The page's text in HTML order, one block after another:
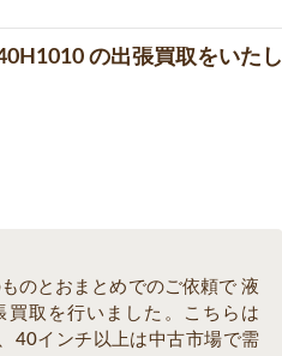
の出張買取をいたし
のとおまとめでのご依頼で 液
取を行いました。こちらは
40インチ以上は中古市場で需